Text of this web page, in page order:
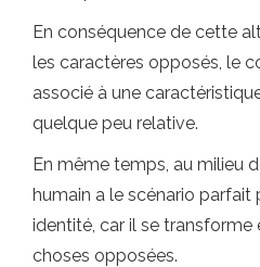
En conséquence de cette
les caractères opposés, le
associé à une
quelque peu relative.
En même temps, au milieu
humain a le scénario
identité, car il se transforme
choses opposées.